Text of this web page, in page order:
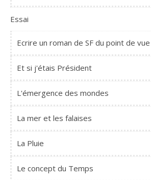
Essai
Ecrire un roman de SF du point de
Et si j'étais Président
L'émergence des mondes
La mer et les falaises
La Pluie
Le concept du Temps